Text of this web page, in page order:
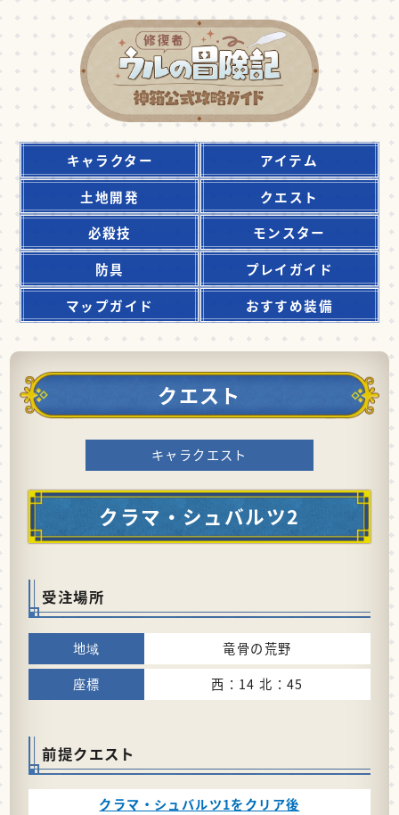
キャラクター
アイテム
土地開発
クエスト
必殺技
モンスター
防具
プレイガイド
マップガイド
おすすめ装備
クエスト
キャラクエスト
クラマ・シュバルツ2
受注場所
竜骨の荒野
西：14 北：45
前提クエスト
クラマ・シュバルツ1をクリア後